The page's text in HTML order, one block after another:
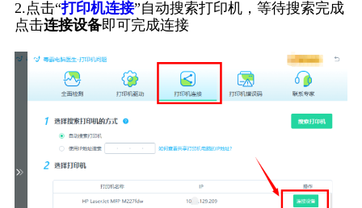
2.点击“打印机连接”自动搜索打印机，等待搜索完成
点击连接设备即可完成连接